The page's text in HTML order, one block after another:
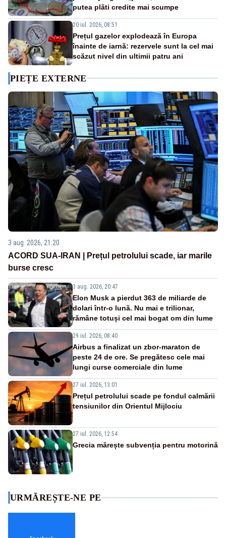
putea plăti credite mai scumpe
20 iul. 2026, 08:51
Prețul gazelor explodează în Europa
înainte de iarnă: rezervele sunt la cel mai
scăzut nivel din ultimii patru ani
PIEȚE EXTERNE
3 aug. 2026, 21:20
ACORD SUA-IRAN | Prețul petrolului scade, iar marile
burse cresc
3 aug. 2026, 20:47
Elon Musk a pierdut 363 de miliarde de
dolari într-o lună. Nu mai e trilionar,
rămâne totuși cel mai bogat om din lume
29 iul. 2026, 08:40
Airbus a finalizat un zbor-maraton de
peste 24 de ore. Se pregătesc cele mai
lungi curse comerciale din lume
27 iul. 2026, 13:01
Prețul petrolului scade pe fondul calmării
tensiunilor din Orientul Mijlociu
27 iul. 2026, 12:54
Grecia mărește subvenția pentru motorină
URMĂREȘTE-NE PE